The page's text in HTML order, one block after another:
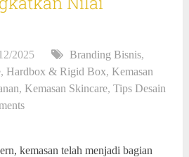
2025 Branding Bisnis,
,Hardbox & Rigid Box,Kemasan
,Kemasan Skincare,Tips Desain
kemasan telah menjadi bagian